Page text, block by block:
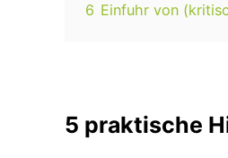
6 Einfuhr von
5 praktische